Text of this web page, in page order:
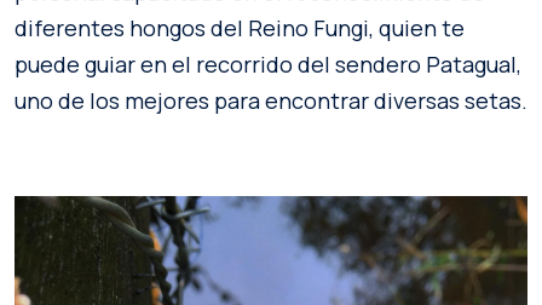
diferentes hongos del Reino Fungi, quien te
puede guiar en el recorrido del sendero Patagual,
uno de los mejores para encontrar diversas setas.